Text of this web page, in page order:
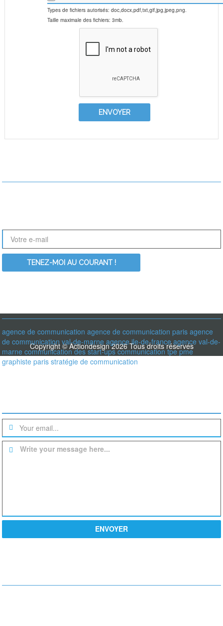
Types de fichiers autorisés: doc,docx,pdf,txt,gif,jpg,jpeg,png.
Taille maximale des fichiers: 3mb.
agence de communication agence de communication paris agence
de communication val-de-marne agence ile-de-france agence val-de-
marne communication des start-ups communication tpe pme
graphiste paris stratégie de communication
Write your message here...
ENVOYER
Copyright © Actiondesign 2026 Tous droits réservés